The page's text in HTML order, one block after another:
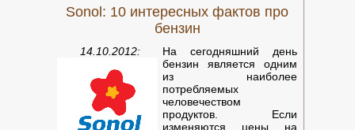
комфортно и безопасно чувствовать себя за
рулем в условиях израильской зимы.
Sonol: 10 интересных фактов про
бензин
14.10.2012:
На сегодняшний день
бензин является одним
из наиболее
потребляемых
человечеством
продуктов. Если
изменяются цены на